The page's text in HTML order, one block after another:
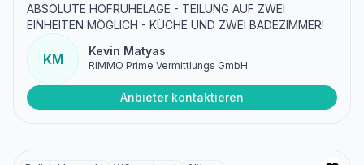
ABSOLUTE HOFRUHELAGE - TEILUNG AUF ZWEI
EINHEITEN MÖGLICH - KÜCHE UND ZWEI BADEZIMMER!
KM
Kevin Matyas
RIMMO Prime Vermittlungs GmbH
Anbieter kontaktieren